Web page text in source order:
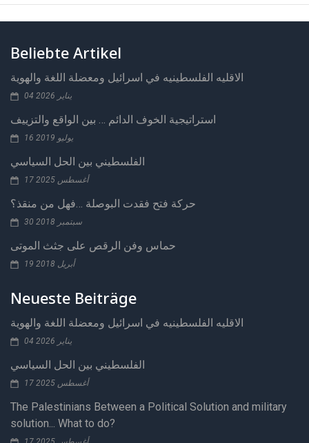
Beliebte Artikel
الاقليه الفلسطينيه في اسرائيل ومعضلة اللغة والهوية
04 يناير 2026
استراتيجية الخوف الدائم … بين الواقع والتزييف
16 يوليو 2019
الفلسطيني بين الحل السياسي
17 أغسطس 2025
حركة فتح فقدت البوصلة …فهل من منقذ؟
30 سبتمبر 2018
حماس وفن الرقص على جثث الموتى
19 أبريل 2018
Neueste Beiträge
الاقليه الفلسطينيه في اسرائيل ومعضلة اللغة والهوية
04 يناير 2026
الفلسطيني بين الحل السياسي
17 أغسطس 2025
The Palestinians Between a Political Solution and military
solution... What to do?